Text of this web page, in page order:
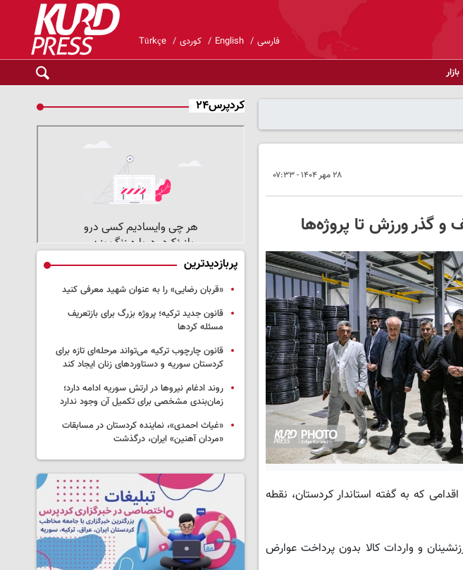
فارسی English کوردی Türkçe
بازار
۲۸ مهر ۱۴۰۴ - ۰۷:۳۳
و گذر ورزش تا پروژه‌ها
که به گفته استاندار کردستان، نقطه
و واردات کالا بدون پرداخت عوارض
کردپرس۲۴
پربازدیدترین
«قربان رضایی» را به عنوان شهید معرفی کنید
قانون جدید ترکیه؛ پروژه بزرگ‌ برای بازتعریف
مسئله کردها
قانون چارچوب ترکیه می‌تواند مرحله‌ای تازه برای
کردستان سوریه و دستاوردهای زنان ایجاد کند
روند ادغام نیروها در ارتش سوریه ادامه دارد؛
زمان‌بندی مشخصی برای تکمیل آن وجود ندارد
«غیاث احمدی»، نماینده کردستان در مسابقات
«مردان آهنین» ایران، درگذشت